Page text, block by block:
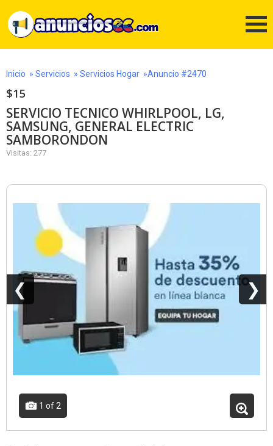
Inicio » Servicios » Servicios Hogar »Anuncio #2470
$15
SERVICIO TECNICO WHIRLPOOL, LG,
SAMSUNG, GENERAL ELECTRIC
SAMBORONDON
Visitas: 277
❮ ❯
1 of 2